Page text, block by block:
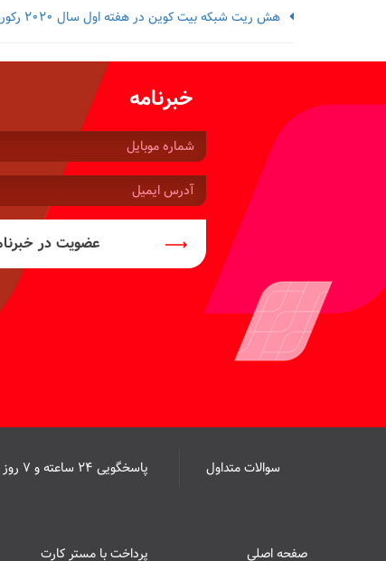
هش ریت شبکه بیت کوین در هفته اول سال 2020 رکورد زد
خبرنامه
شماره
موبایل:
آدرس
ایمیل:
عضویت در
سوالات متداول پاسخگویی ۲۴ ساعته و ۷ روز هفته
صفحه اصلی پرداخت با مستر کارت